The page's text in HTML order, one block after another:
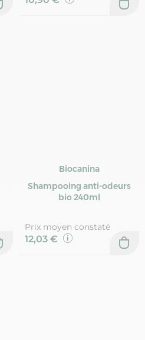
Biocanina
Shampooing anti-odeurs
bio 240ml
Prix moyen constaté
12,03 €